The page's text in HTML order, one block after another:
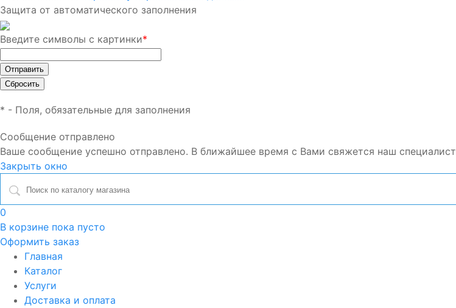
Защита от автоматического заполнения
Введите символы с картинки*
* - Поля, обязательные для заполнения
Сообщение отправлено
Ваше сообщение успешно отправлено. В ближайшее время с Вами свяжется наш специалист
Закрыть окно
0
В корзине пока пусто
Оформить заказ
Главная
Каталог
Услуги
Доставка и оплата